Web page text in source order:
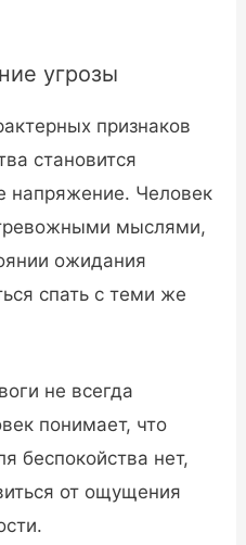
угрозы
признаков
становится
напряжение. Человек
мыслями,
ожидания
спать с теми же
не всегда
понимает, что
беспокойства нет,
от ощущения